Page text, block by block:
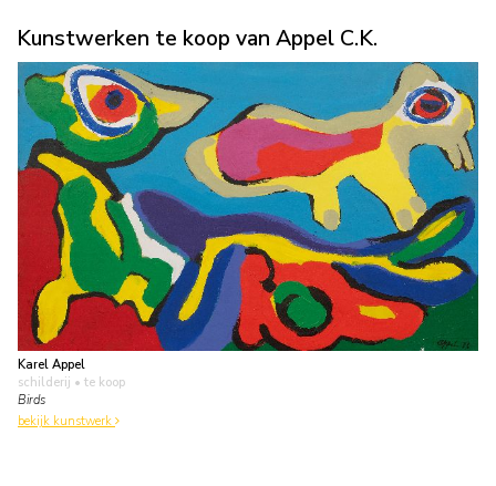
Kunstwerken te koop van Appel C.K.
Karel Appel
schilderij • te koop
Birds
bekijk kunstwerk